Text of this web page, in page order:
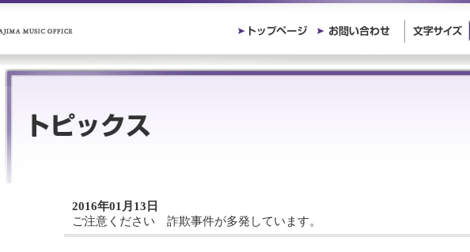
2016年01月13日
ご注意ください 詐欺事件が多発しています。